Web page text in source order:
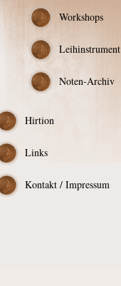
Workshops
Leihinstrument
Noten-Archiv
Hirtion
Links
Kontakt / Impressum